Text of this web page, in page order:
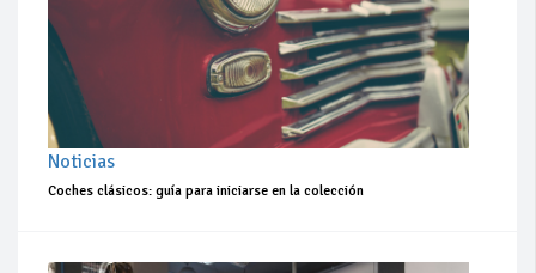
Noticias
Coches clásicos: guía para iniciarse en la colección